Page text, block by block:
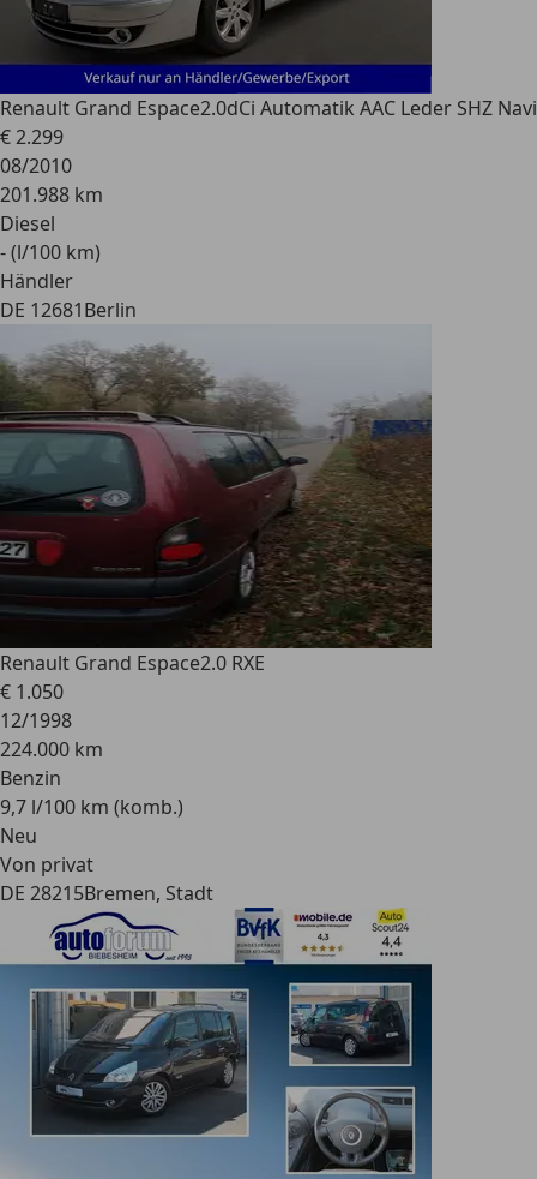
Renault Grand Espace2.0dCi Automatik AAC Leder SHZ Navi
€ 2.299
08/2010
201.988 km
Diesel
- (l/100 km)
Händler
DE 12681Berlin
Renault Grand Espace2.0 RXE
€ 1.050
12/1998
224.000 km
Benzin
9,7 l/100 km (komb.)
Neu
Von privat
DE 28215Bremen, Stadt